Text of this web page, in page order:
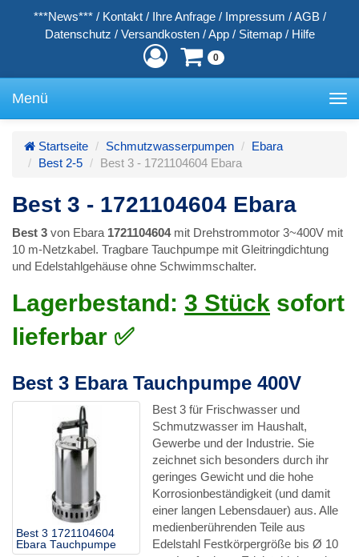
***News*** / Kontakt / Ihre Anfrage / Impressum / AGB /
Datenschutz / Versandkosten / App / Sitemap / Hilfe
0
Menü
Startseite Schmutzwasserpumpen
Ebara
Best 2-5
Best 3 - 1721104604 Ebara
Best 3 - 1721104604 Ebara
Best 3 von Ebara 1721104604mit Drehstrommotor 3~400V mit
10 m-Netzkabel. Tragbare Tauchpumpe mit Gleitringdichtung
und Edelstahlgehäuse ohne Schwimmschalter.
Lagerbestand: 3 Stück sofort
lieferbar ✅
Best 3 Ebara Tauchpumpe 400V
Best 3 1721104604
Ebara Tauchpumpe
Best 3 für Frischwasser und
Schmutzwasser im Haushalt,
Gewerbe und der Industrie. Sie
zeichnet sich besonders durch ihr
geringes Gewicht und die hohe
Korrosionbeständigkeit (und damit
einer langen Lebensdauer) aus. Alle
medienberührenden Teile aus
Edelstahl Festkörpergröße bis Ø 10